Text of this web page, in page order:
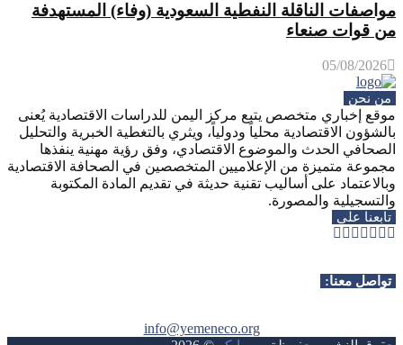
مواصفات الناقلة النفطية السعودية (وفاء) المستهدفة
من قوات صنعاء
05/08/2026
من نحن
موقع إخباري متخصص يتبع مركز اليمن للدراسات الاقتصادية يُعنى
بالشؤون الاقتصادية محلياً ودولياً، ويثري بالتغطية الخبرية والتحليل
الصحافي الحدث والموضوع الاقتصادي، وفق رؤية مهنية ينفذها
مجموعة متميزة من الإعلاميين المتخصصين في الصحافة الاقتصادية
وبالاعتماد على أساليب تقنية حديثة في تقديم المادة المكتوبة
والتسجيلية والمصورة.
تابعنا على
Facebook
Twitter
Instagram
Youtube
Rss
Telegram
Whatsapp
تواصل معنا:
info@yemeneco.org